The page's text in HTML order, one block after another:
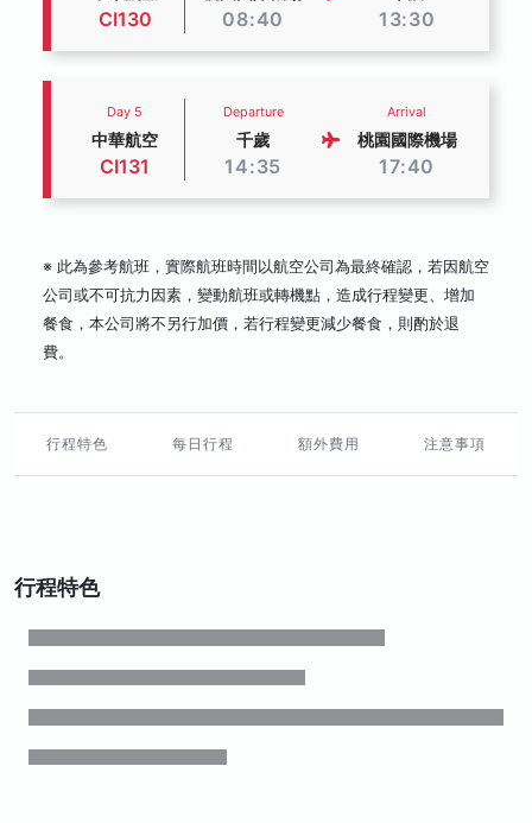
CI130 08:40 13:30
Day 5
中華航空
CI131
Departure
千歲
14:35
Arrival
桃園國際機場
17:40
※ 此為參考航班，實際航班時間以航空公司為最終確認，若因航空
公司或不可抗力因素，變動航班或轉機點，造成行程變更、增加
餐食，本公司將不另行加價，若行程變更減少餐食，則酌於退
費。
行程特色 每日行程 額外費用 注意事項
行程特色